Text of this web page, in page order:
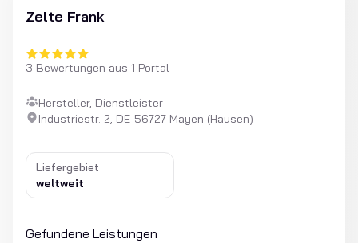
Zelte Frank
3 Bewertungen aus 1 Portal
Hersteller, Dienstleister
Industriestr. 2, DE-56727 Mayen (Hausen)
Liefergebiet
weltweit
Gefundene Leistungen